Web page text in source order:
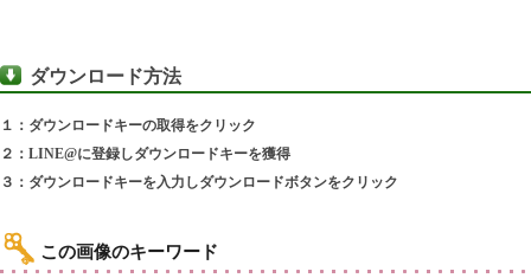
ダウンロード方法
１：ダウンロードキーの取得をクリック
２：LINE@に登録しダウンロードキーを獲得
３：ダウンロードキーを入力しダウンロードボタンをクリック
この画像のキーワード